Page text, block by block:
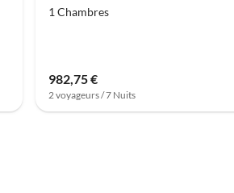
1 Chambres
982,75 €
2 voyageurs / 7 Nuits